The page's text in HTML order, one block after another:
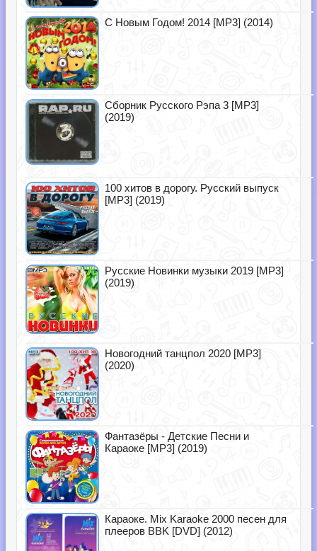
С Новым Годом! 2014 [MP3] (2014)
Сборник Русского Рэпа 3 [MP3]
(2019)
100 хитов в дорогу. Русский выпуск
[MP3] (2019)
Русские Новинки музыки 2019 [MP3]
(2019)
Новогодний танцпол 2020 [MP3]
(2020)
Фантазёры - Детские Песни и
Караоке [MP3] (2019)
Караоке. Mix Karaoke 2000 песен для
плееров BBK [DVD] (2012)